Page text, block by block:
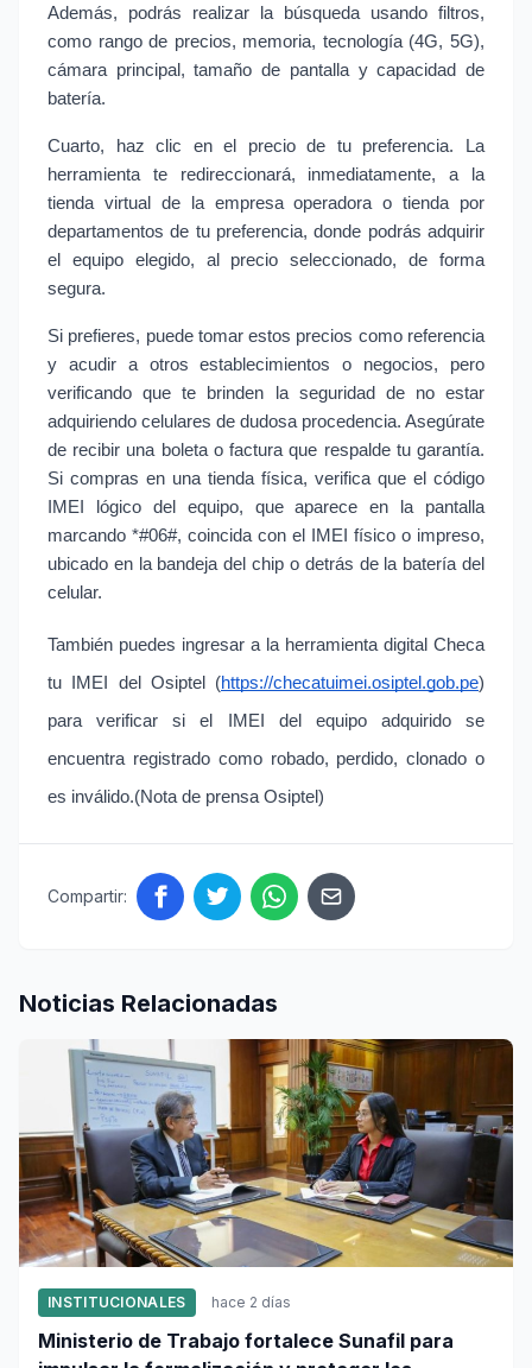
Además, podrás realizar la búsqueda usando filtros,
como rango de precios, memoria, tecnología (4G, 5G),
cámara principal, tamaño de pantalla y capacidad de
batería.
Cuarto, haz clic en el precio de tu preferencia. La
herramienta te redireccionará, inmediatamente, a la
tienda virtual de la empresa operadora o tienda por
departamentos de tu preferencia, donde podrás adquirir
el equipo elegido, al precio seleccionado, de forma
segura.
Si prefieres, puede tomar estos precios como referencia
y acudir a otros establecimientos o negocios, pero
verificando que te brinden la seguridad de no estar
adquiriendo celulares de dudosa procedencia. Asegúrate
de recibir una boleta o factura que respalde tu garantía.
Si compras en una tienda física, verifica que el código
IMEI lógico del equipo, que aparece en la pantalla
marcando *#06#, coincida con el IMEI físico o impreso,
ubicado en la bandeja del chip o detrás de la batería del
celular.
También puedes ingresar a la herramienta digital Checa
tu IMEI del Osiptel (https://checatuimei.osiptel.gob.pe)
para verificar si el IMEI del equipo adquirido se
encuentra registrado como robado, perdido, clonado o
es inválido.(Nota de prensa Osiptel)
Compartir:
Noticias Relacionadas
INSTITUCIONALES hace 2 días
Ministerio de Trabajo fortalece Sunafil para